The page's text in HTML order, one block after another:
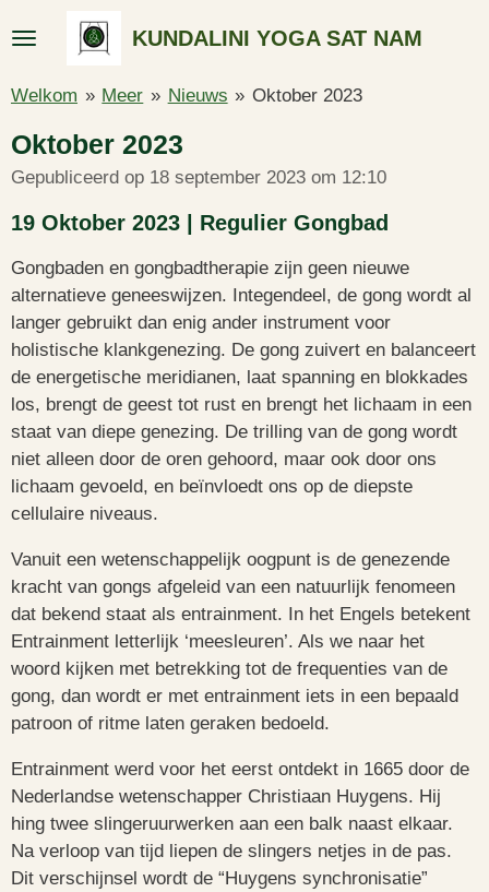
direct
de
hoofdinhoud
KUNDALINI YOGA SAT NAM
Welkom » Meer » Nieuws » Oktober 2023
Oktober 2023
Gepubliceerd op 18 september 2023 om 12:10
19 Oktober 2023 | Regulier Gongbad
Gongbaden en gongbadtherapie zijn geen nieuwe
alternatieve geneeswijzen. Integendeel, de gong wordt al
langer gebruikt dan enig ander instrument voor
holistische klankgenezing. De gong zuivert en balanceert
de energetische meridianen, laat spanning en blokkades
los, brengt de geest tot rust en brengt het lichaam in een
staat van diepe genezing. De trilling van de gong wordt
niet alleen door de oren gehoord, maar ook door ons
lichaam gevoeld, en beïnvloedt ons op de diepste
cellulaire niveaus.
Vanuit een wetenschappelijk oogpunt is de genezende
kracht van gongs afgeleid van een natuurlijk fenomeen
dat bekend staat als entrainment. In het Engels betekent
Entrainment letterlijk ‘meesleuren’. Als we naar het
woord kijken met betrekking tot de frequenties van de
gong, dan wordt er met entrainment iets in een bepaald
patroon of ritme laten geraken bedoeld.
Entrainment werd voor het eerst ontdekt in 1665 door de
Nederlandse wetenschapper Christiaan Huygens. Hij
hing twee slingeruurwerken aan een balk naast elkaar.
Na verloop van tijd liepen de slingers netjes in de pas.
Dit verschijnsel wordt de “Huygens synchronisatie”